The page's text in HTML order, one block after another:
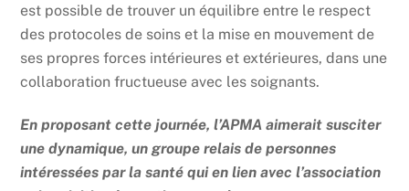
est possible de trouver un équilibre entre le respect
des protocoles de soins et la mise en mouvement de
ses propres forces intérieures et extérieures, dans une
collaboration fructueuse avec les soignants.
En proposant cette journée, l’APMA aimerait susciter
une dynamique, un groupe relais de personnes
intéressées par la santé qui en lien avec l’association